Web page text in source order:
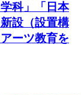
科」「日本
設（設置構
ーツ教育を